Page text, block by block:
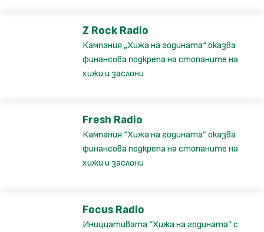
Z Rock Radio
Кампания „Хижа на годината“ оказва
финансова подкрепа на стопаните на
хижи и заслони
Fresh Radio
Кампания “Хижа на годината” оказва
финансова подкрепа на стопаните на
хижи и заслони
Focus Radio
Инициативата “Хижа на годината” с